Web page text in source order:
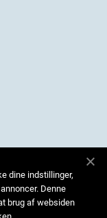
dine indstillinger,
Denne
brug af websiden